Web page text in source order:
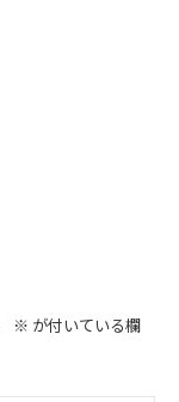
※ が付いている欄